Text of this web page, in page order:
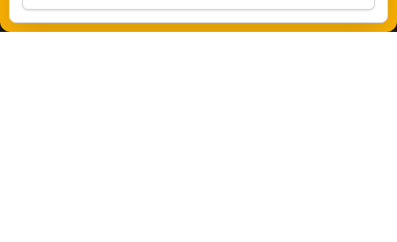
Política de cookies
Funciona gracias aWordPress |Tema:Envo Magazine